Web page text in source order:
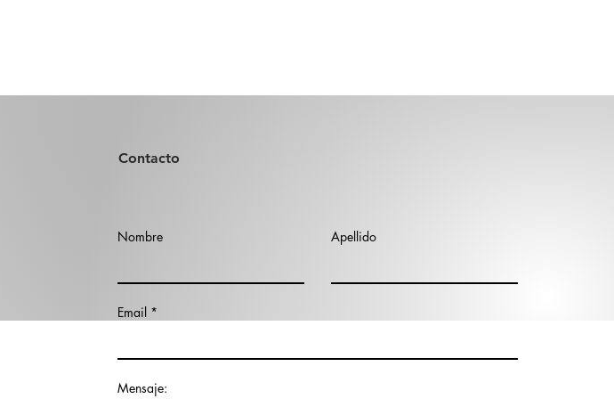
Contacto
Nombre Apellido
Email
Mensaje: